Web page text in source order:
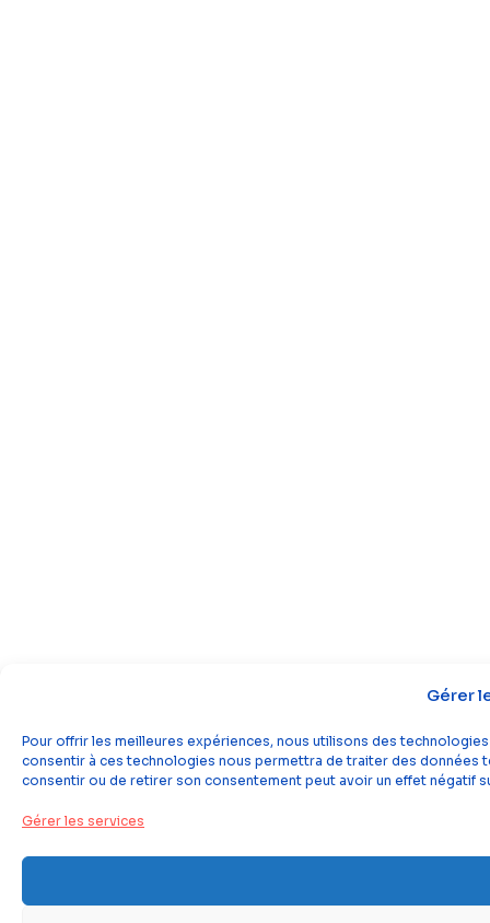
Gérer
Pour offrir les meilleures expériences, nous utilisons des
consentir à ces technologies nous permettra de traiter des données
consentir ou de retirer son consentement peut avoir un effet négatif
Gérer les services